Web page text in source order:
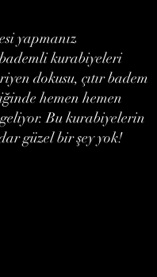
yapmanız
kurabiyeleri
dokusu, çıtır badem
hemen hemen
Bu kurabiyelerin
güzel bir şey yok!